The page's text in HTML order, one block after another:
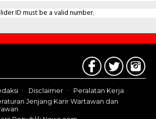
ID must be a valid number.
Disclaimer
Peralatan Kerja
Jenjang Karir Wartawan dan